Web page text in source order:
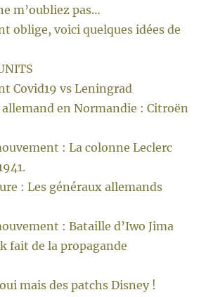
m’oubliez pas…
oblige, voici quelques idées de
Covid19 vs Leningrad
en Normandie : Citroën
: La colonne Leclerc
: Les généraux allemands
: Bataille d’Iwo Jima
fait de la propagande
mais des patchs Disney !